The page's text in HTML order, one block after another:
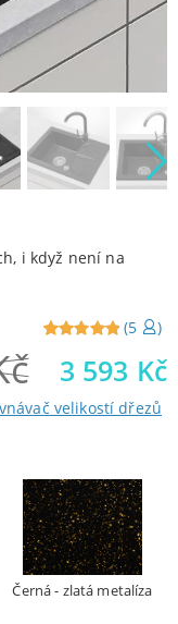
i když není na
out of
5 from
(5 )
3 593 Kč
velikostí dřezů
Černá - zlatá metalíza